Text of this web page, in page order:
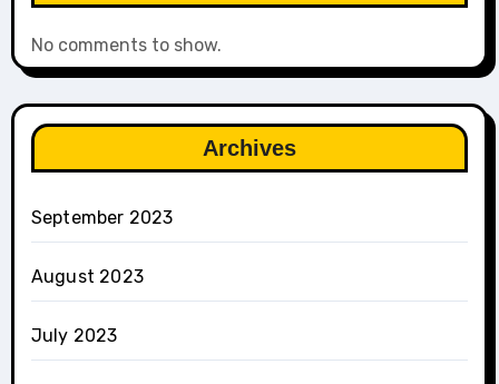
No comments to show.
Archives
September 2023
August 2023
July 2023